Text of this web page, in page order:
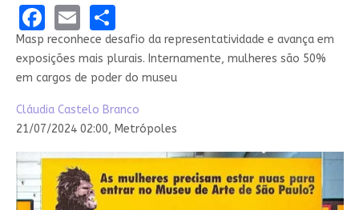
Facebook
EmailShare
Masp reconhece desafio da representatividade e avança em
exposições mais plurais. Internamente, mulheres são 50%
em cargos de poder do museu
Cláudia Castelo Branco
21/07/2024 02:00, Metrópoles